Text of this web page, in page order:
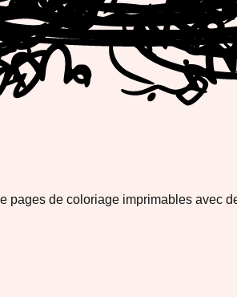
de coloriage imprimables avec